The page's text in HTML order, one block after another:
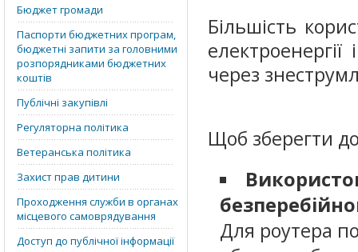
Бюджет громади
Паспорти бюджетних програм,
бюджетні запити за головними
розпорядниками бюджетних
коштів
Публічні закупівлі
Регуляторна політика
Ветеранська політика
Захист прав дитини
Проходження служби в органах
місцевого самоврядування
Доступ до публічної інформації
Більшість
через
Щоб зберегти
Для роутера